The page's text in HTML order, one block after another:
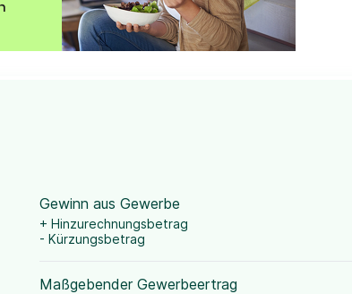
Gewinn aus Gewerbe
+ Hinzurechnungsbetrag
- Kürzungsbetrag
Maßgebender Gewerbeertrag